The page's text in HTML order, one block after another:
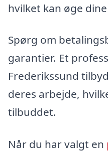
hvilket kan øge
Spørg om
garantier. Et
Frederikssund
deres arbejde,
tilbuddet.
Når du har valgt en